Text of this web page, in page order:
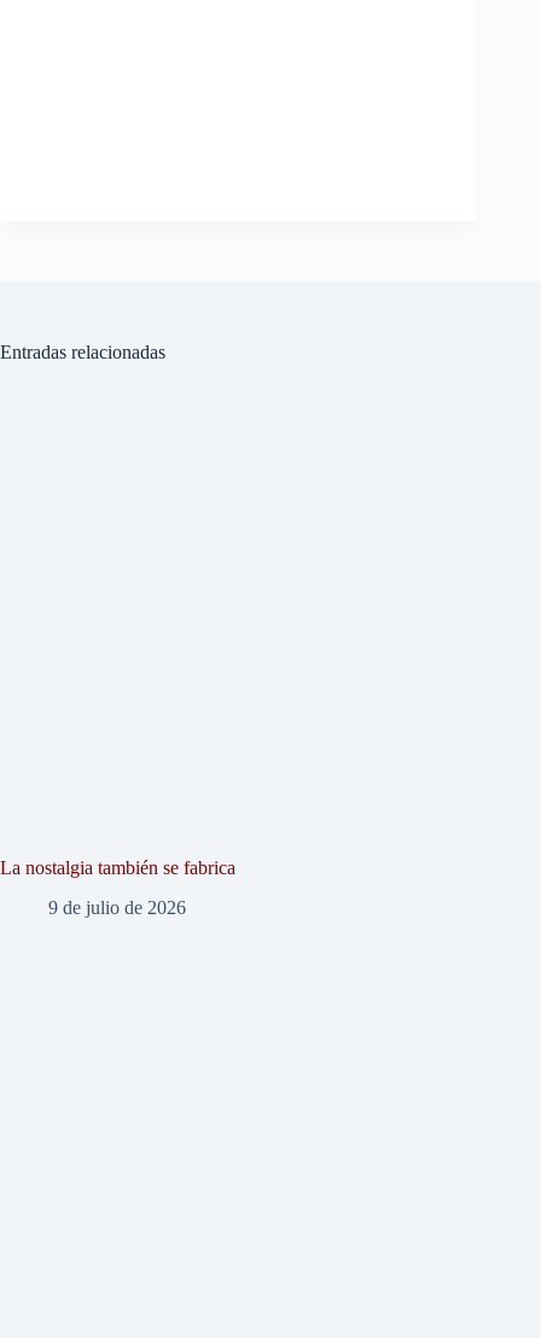
Entradas relacionadas
La nostalgia también se fabrica
9 de julio de 2026